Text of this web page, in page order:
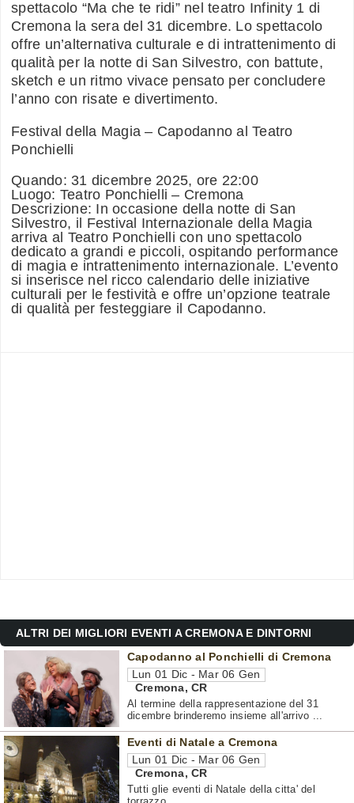
spettacolo “Ma che te ridi” nel teatro Infinity 1 di
Cremona la sera del 31 dicembre. Lo spettacolo
offre un’alternativa culturale e di intrattenimento di
qualità per la notte di San Silvestro, con battute,
sketch e un ritmo vivace pensato per concludere
l’anno con risate e divertimento.
Festival della Magia – Capodanno al Teatro
Ponchielli
Quando: 31 dicembre 2025, ore 22:00
Luogo: Teatro Ponchielli – Cremona
Descrizione: In occasione della notte di San
Silvestro, il Festival Internazionale della Magia
arriva al Teatro Ponchielli con uno spettacolo
dedicato a grandi e piccoli, ospitando performance
di magia e intrattenimento internazionale. L’evento
si inserisce nel ricco calendario delle iniziative
culturali per le festività e offre un’opzione teatrale
di qualità per festeggiare il Capodanno.
ALTRI DEI MIGLIORI EVENTI A CREMONA E DINTORNI
Capodanno al Ponchielli di Cremona
Lun 01 Dic - Mar 06 Gen
Cremona,CR
Al termine della rappresentazione del 31
dicembre brinderemo insieme all'arrivo ...
Eventi di Natale a Cremona
Lun 01 Dic - Mar 06 Gen
Cremona,CR
Tutti glie eventi di Natale della citta' del